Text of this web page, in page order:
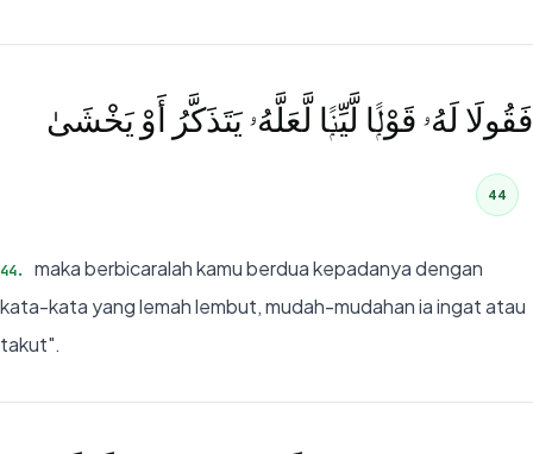
فَقُولَا لَهُۥ قَوْلًۭا لَّيِّنًۭا لَّعَلَّهُۥ يَتَذَكَّرُ أَوْ يَخْشَىٰ
44
44.
maka berbicaralah kamu berdua kepadanya dengan
kata-kata yang lemah lembut, mudah-mudahan ia ingat atau
takut".